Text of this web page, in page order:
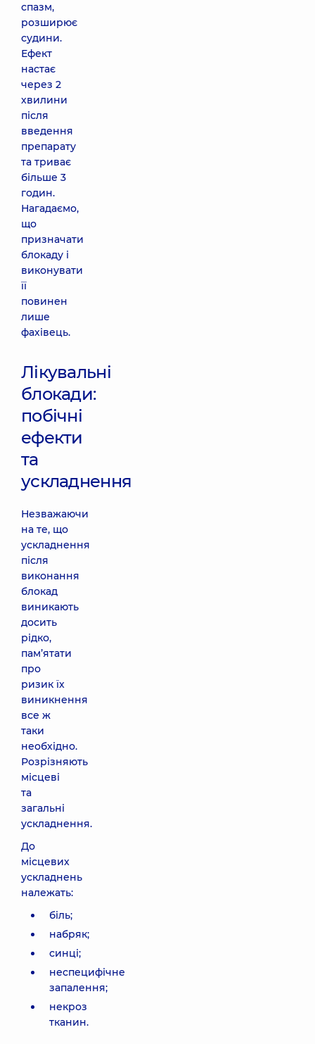
спазм,
розширює
судини.
Ефект
настає
через 2
хвилини
після
введення
препарату
та триває
більше 3
годин.
Нагадаємо,
що
призначати
блокаду і
виконувати
її
повинен
лише
фахівець.
Лікувальні
блокади:
побічні
ефекти
та
ускладнення
Незважаючи
на те, що
ускладнення
після
виконання
блокад
виникають
досить
рідко,
пам’ятати
про
ризик їх
виникнення
все ж
таки
необхідно.
Розрізняють
місцеві
та
загальні
ускладнення.
До
місцевих
ускладнень
належать:
біль;
набряк;
синці;
неспецифічне
запалення;
некроз
тканин.